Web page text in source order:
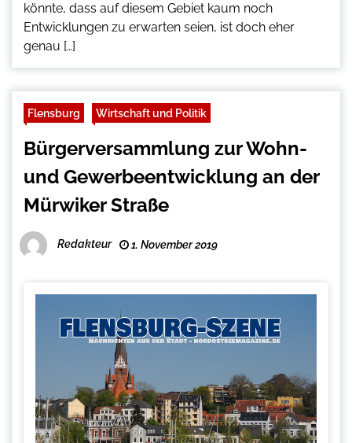
könnte, dass auf diesem Gebiet kaum noch
Entwicklungen zu erwarten seien, ist doch eher
genau […]
Flensburg Wirtschaft und Politik
Bürgerversammlung zur Wohn-
und Gewerbeentwicklung an der
Mürwiker Straße
Redakteur 1. November 2019